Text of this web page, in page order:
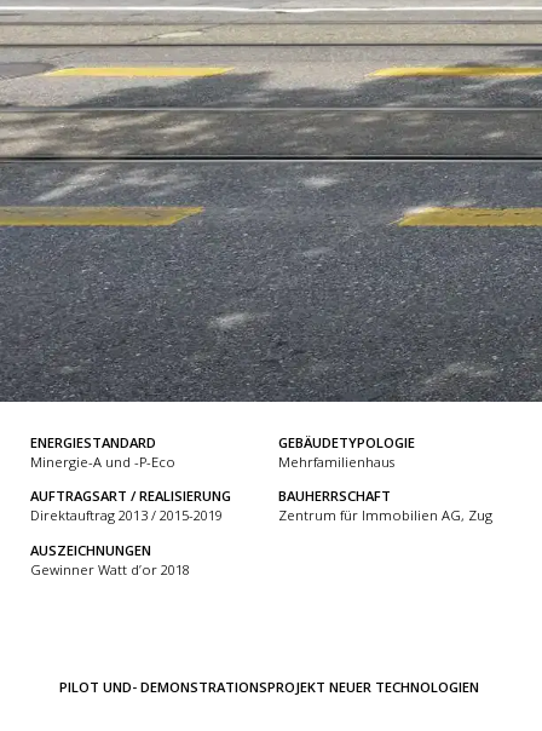
ENERGIESTANDARD
Minergie-A und -P-Eco
GEBÄUDETYPOLOGIE
Mehrfamilienhaus
AUFTRAGSART / REALISIERUNG
Direktauftrag 2013 / 2015-2019
BAUHERRSCHAFT
Zentrum für Immobilien AG, Zug
AUSZEICHNUNGEN
Gewinner Watt d’or 2018
PILOT UND- DEMONSTRATIONSPROJEKT NEUER TECHNOLOGIEN